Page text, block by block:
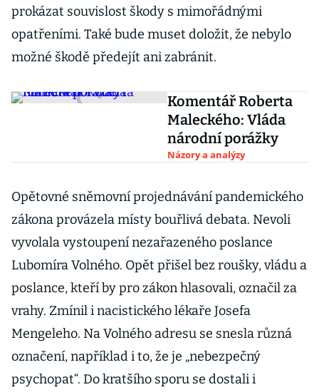
prokázat souvislost škody s mimořádnými
opatřeními. Také bude muset doložit, že nebylo
možné škodě předejít ani zabránit.
Komentář Roberta
Maleckého: Vláda
národní porážky
Názory a analýzy
Opětovné sněmovní projednávání pandemického
zákona provázela místy bouřlivá debata. Nevoli
vyvolala vystoupení nezařazeného poslance
Lubomíra Volného. Opět přišel bez roušky, vládu a
poslance, kteří by pro zákon hlasovali, označil za
vrahy. Zmínil i nacistického lékaře Josefa
Mengeleho. Na Volného adresu se snesla různá
označení, například i to, že je „nebezpečný
psychopat“. Do kratšího sporu se dostali i